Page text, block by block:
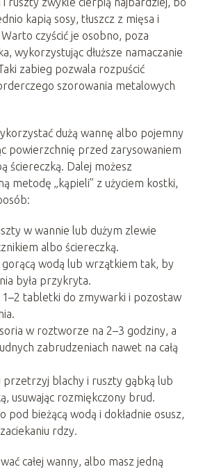
kapią sosy, tłuszcz z mięsa i
czyścić je osobno, poza
wykorzystując dłuższe namaczanie
zabieg pozwala rozpuścić
szorowania metalowych
dużą wannę albo pojemny
powierzchnię przed zarysowaniem
ściereczką. Dalej możesz
metodę „kąpieli” z użyciem kostki,
w wannie lub dużym zlewie
albo ściereczką.
wodą lub wrzątkiem tak, by
była przykryta.
1–2 tabletki do zmywarki i pozostaw
w roztworze na 2–3 godziny, a
zabrudzeniach nawet na całą
przetrzyj blachy i ruszty gąbką lub
usuwając rozmiękczony brud.
pod bieżącą wodą i dokładnie osusz,
rdzy.
całej wanny, albo masz jedną